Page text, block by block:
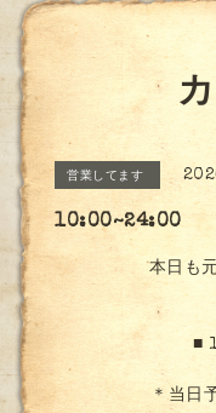
営業してます
10:00~24:00
本日も
■
＊当日